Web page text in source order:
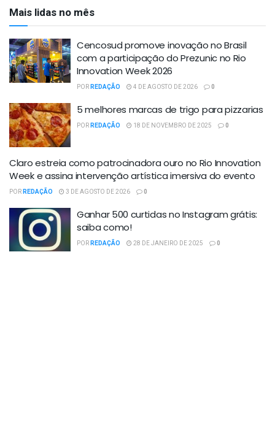
Mais lidas no mês
Cencosud promove inovação no Brasil
com a participação do Prezunic no Rio
Innovation Week 2026
PORREDAÇÃO 4 DE AGOSTO DE 2026 0
5 melhores marcas de trigo para pizzarias
PORREDAÇÃO 18 DE NOVEMBRO DE 2025 0
Claro estreia como patrocinadora ouro no Rio Innovation
Week e assina intervenção artística imersiva do evento
PORREDAÇÃO 3 DE AGOSTO DE 2026 0
Ganhar 500 curtidas no Instagram grátis:
saiba como!
PORREDAÇÃO 28 DE JANEIRO DE 2025 0